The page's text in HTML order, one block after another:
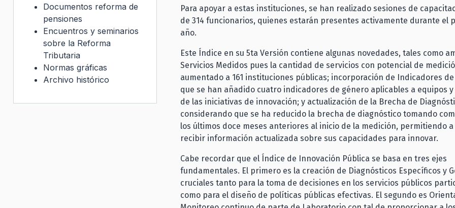
Para apoyar a estas instituciones, se han realizado sesiones de
de 314 funcionarios, quienes estarán presentes activamente durante el
año.
Este Índice en su 5ta Versión contiene algunas novedades, tales como
Servicios Medidos pues la cantidad de servicios con potencial de
aumentado a 161 instituciones públicas; incorporación de Indicadores de
que se han añadido cuatro indicadores de género aplicables a equipos
de las iniciativas de innovación; y actualización de la Brecha de
considerando que se ha reducido la brecha de diagnóstico tomando
los últimos doce meses anteriores al inicio de la medición, permitiendo
recibir información actualizada sobre sus capacidades para innovar.
Cabe recordar que el Índice de Innovación Pública se basa en tres ejes
fundamentales. El primero es la creación de Diagnósticos Específicos y
cruciales tanto para la toma de decisiones en los servicios públicos
como para el diseño de políticas públicas efectivas. El segundo es
Documentos reforma de
pensiones
Encuentros y seminarios
sobre la Reforma
Tributaria
Normas gráficas
Archivo histórico